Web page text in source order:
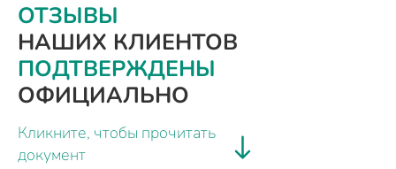
ОТЗЫВЫ
НАШИХ КЛИЕНТОВ
ПОДТВЕРЖДЕНЫ
ОФИЦИАЛЬНО
Кликните, чтобы прочитать
документ